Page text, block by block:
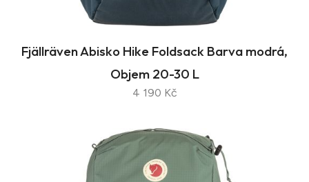
Fjällräven Abisko Hike Foldsack Barva modrá,
Objem 20-30 L
4 190 Kč